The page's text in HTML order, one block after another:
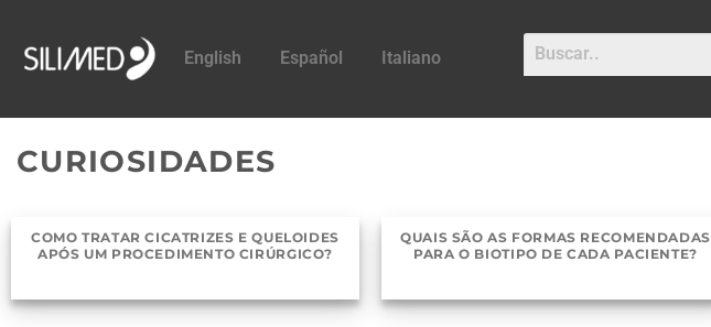
English Español Italiano
CURIOSIDADES
COMO TRATAR CICATRIZES E QUELOIDES
APÓS UM PROCEDIMENTO CIRÚRGICO?
QUAIS SÃO AS FORMAS RECOMENDADAS
PARA O BIOTIPO DE CADA PACIENTE?